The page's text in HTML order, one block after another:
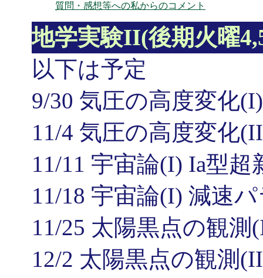
質問・感想等への私からのコメント
地学実験II(後期火曜
以下は予定
9/30 気圧の高度変化(I)
11/4 気圧の高度変化
11/11 宇宙論(I) Ia型
11/18 宇宙論(I) 減速
11/25 太陽黒点の観測
12/2 太陽黒点の観測